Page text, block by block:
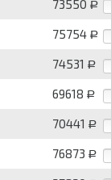
73550 Р
75754 Р
74531 Р
69618 Р
70441 Р
76873 Р